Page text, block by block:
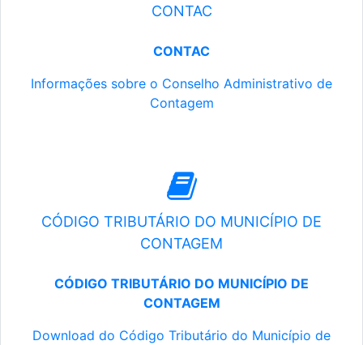
CONTAC
CONTAC
Informações sobre o Conselho Administrativo de
Contagem
CÓDIGO TRIBUTÁRIO DO MUNICÍPIO DE
CONTAGEM
CÓDIGO TRIBUTÁRIO DO MUNICÍPIO DE
CONTAGEM
Download do Código Tributário do Município de